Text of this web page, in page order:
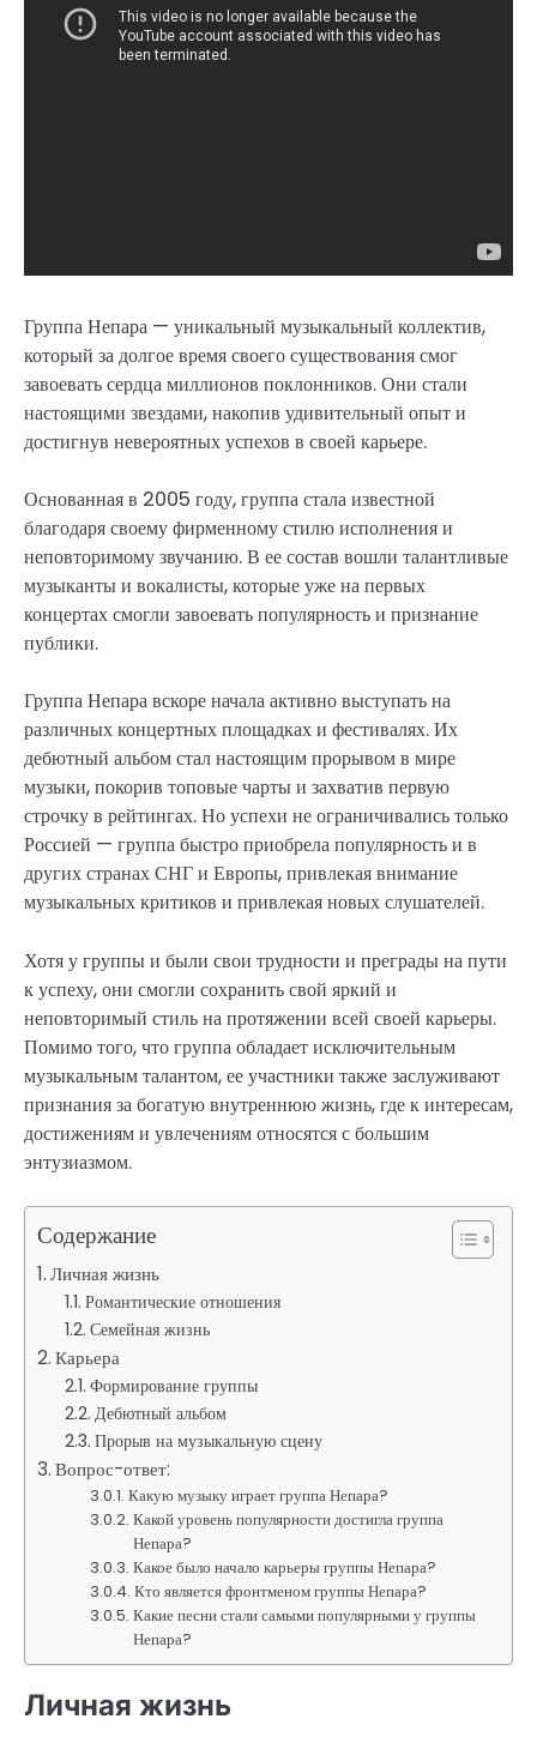
Группа Непара — уникальный музыкальный коллектив,
который за долгое время своего существования смог
завоевать сердца миллионов поклонников. Они стали
настоящими звездами, накопив удивительный опыт и
достигнув невероятных успехов в своей карьере.
Основанная в 2005 году, группа стала известной
благодаря своему фирменному стилю исполнения и
неповторимому звучанию. В ее состав вошли талантливые
музыканты и вокалисты, которые уже на первых
концертах смогли завоевать популярность и признание
публики.
Группа Непара вскоре начала активно выступать на
различных концертных площадках и фестивалях. Их
дебютный альбом стал настоящим прорывом в мире
музыки, покорив топовые чарты и захватив первую
строчку в рейтингах. Но успехи не ограничивались только
Россией — группа быстро приобрела популярность и в
других странах СНГ и Европы, привлекая внимание
музыкальных критиков и привлекая новых слушателей.
Хотя у группы и были свои трудности и преграды на пути
к успеху, они смогли сохранить свой яркий и
неповторимый стиль на протяжении всей своей карьеры.
Помимо того, что группа обладает исключительным
музыкальным талантом, ее участники также заслуживают
признания за богатую внутреннюю жизнь, где к интересам,
достижениям и увлечениям относятся с большим
энтузиазмом.
Содержание
Личная жизнь
Романтические отношения
Семейная жизнь
Карьера
Формирование группы
Дебютный альбом
Прорыв на музыкальную сцену
Вопрос-ответ:
Какую музыку играет группа Непара?
Какой уровень популярности достигла группа
Непара?
Какое было начало карьеры группы Непара?
Кто является фронтменом группы Непара?
Какие песни стали самыми популярными у группы
Непара?
Личная жизнь